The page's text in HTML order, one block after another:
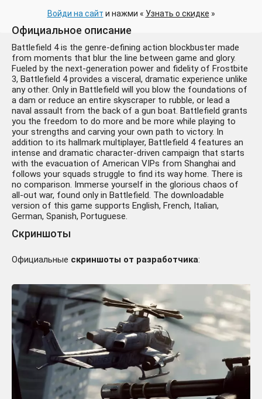
Войди на сайт и нажми « Узнать о скидке »
Официальное описание
Battlefield 4 is the genre-defining action blockbuster made
from moments that blur the line between game and glory.
Fueled by the next-generation power and fidelity of Frostbite
3, Battlefield 4 provides a visceral, dramatic experience unlike
any other. Only in Battlefield will you blow the foundations of
a dam or reduce an entire skyscraper to rubble, or lead a
naval assault from the back of a gun boat. Battlefield grants
you the freedom to do more and be more while playing to
your strengths and carving your own path to victory. In
addition to its hallmark multiplayer, Battlefield 4 features an
intense and dramatic character-driven campaign that starts
with the evacuation of American VIPs from Shanghai and
follows your squads struggle to find its way home. There is
no comparison. Immerse yourself in the glorious chaos of
all-out war, found only in Battlefield. The downloadable
version of this game supports English, French, Italian,
German, Spanish, Portuguese.
Скриншоты
Официальные скриншоты от разработчика: